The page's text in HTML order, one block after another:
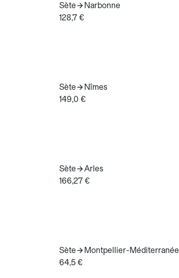
Sète
Narbonne
128,7 €
Sète
Nîmes
149,0 €
Sète
Arles
166,27 €
Sète
Montpellier-Méditerranée
64,5 €